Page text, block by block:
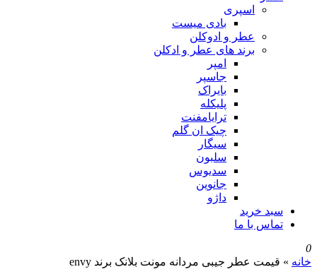
اسپری
بادی میست
عطر و ادوکلن
برند های عطر و ادکلن
امپر
جاسپر
بایراک
پلیکله
ترایامفنت
چیک ان گلم
سیگار
سلبون
سدیوس
جانوین
داژو
سبد خرید
تماس با ما
0
خانه » قیمت عطر جیبی مردانه مونت بلانک برند envy